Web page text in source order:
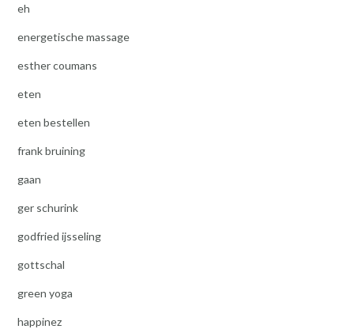
eh
energetische massage
esther coumans
eten
eten bestellen
frank bruining
gaan
ger schurink
godfried ijsseling
gottschal
green yoga
happinez